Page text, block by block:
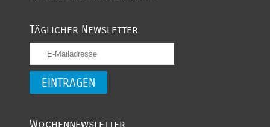
Täglicher Newsletter
Wochennewsletter